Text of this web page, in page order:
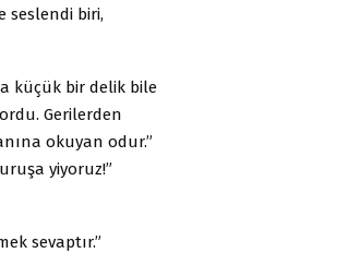
seslendi biri,
küçük bir delik bile
Gerilerden
okuyan odur.”
yiyoruz!”
sevaptır.”